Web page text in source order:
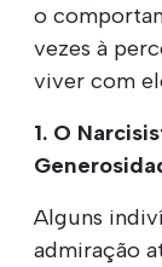
o
vezes à
viver com
1. O
Alguns
admiração